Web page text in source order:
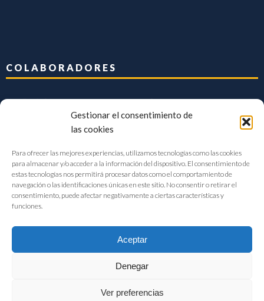
Gestionar el consentimiento de
las cookies
Para ofrecer las mejores experiencias, utilizamos tecnologías como las cookies
para almacenar y/o acceder a la información del dispositivo. El consentimiento de
estas tecnologías nos permitirá procesar datos como el comportamiento de
navegación o las identificaciones únicas en este sitio. No consentir o retirar el
consentimiento, puede afectar negativamente a ciertas características y
funciones.
Aceptar
Denegar
Ver preferencias
COLABORADORES
FIAB Federación Española de Industrias de la Alimentación y Bebidas